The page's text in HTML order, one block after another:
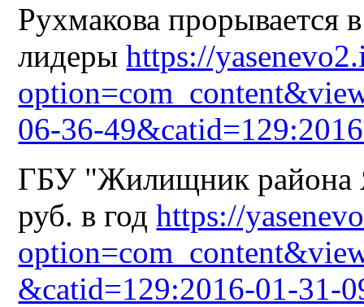
Рухмакова прорывается в
лидерыhttps://
06-36-
ГБУ "Жилищник района
руб. в годhttps://
&catid=129:2016-01-31-